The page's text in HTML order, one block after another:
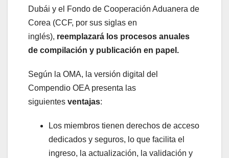
Dubái y el Fondo de Cooperación Aduanera de
Corea (CCF, por sus siglas en
inglés), reemplazará los procesos anuales
de compilación y publicación en papel.
Según la OMA, la versión digital del
Compendio OEA presenta las
siguientes ventajas:
Los miembros tienen derechos de acceso
dedicados y seguros, lo que facilita el
ingreso, la actualización, la validación y